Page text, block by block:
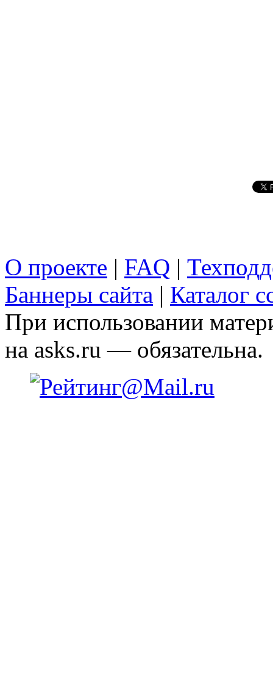
О проекте | FAQ |
Баннеры сайта | Каталог
При использовании
на asks.ru — обязательна.